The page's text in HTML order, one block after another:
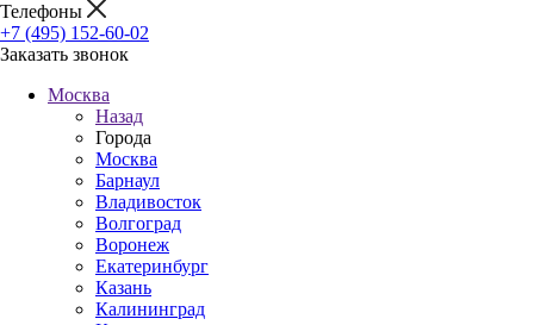
Телефоны
+7 (495) 152-60-02
Заказать звонок
Москва
Назад
Города
Москва
Барнаул
Владивосток
Волгоград
Воронеж
Екатеринбург
Казань
Калининград